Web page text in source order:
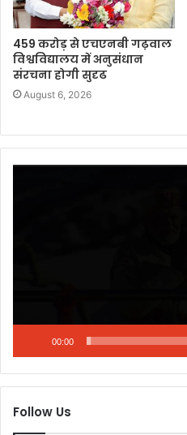
459 करोड़ से एचएनबी गढ़वाल
विश्वविद्यालय में अनुसंधान
संरचना होगी सुदृढ
August 6, 2026
00:00
Follow Us